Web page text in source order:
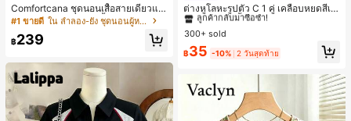
Comfortcana ชุดนอนเสื้อสายเดี่ยวแต่
งระบายและกางเกงขาสั้นสำหรับผู้หญิง
#1 ขายดี ใน ลำลอง-ยัง ชุดนอนผู้หญิง
฿239
ต่างหูโลหะรูปตัว C 1 คู่ เคลือบหยดสีเห
ลือง ลายจุดสีน้ำเงิน สไตล์ยุโรปและอเม
ริกัน แฟชั่นส่วนตัว หวานและสง่างาม
ดินทาง งานแต่งงาน ปาร์ตี้ วันเกิด ของ
ลูกค้ากลับมาซื้อซ้ำ!
#1 ขายดี ใน โบโฮ ต่างหูผู้หญิง
ลูกค้ากลับมาซื้อซ้ำ!
#1 ขายดี ใน โบโฮ ต่างหูผู้หญิง
ลูกค้ากลับมาซื้อซ้ำ!
#1 ขายดี ใน โบโฮ ต่างหูผู้หญิง
300+ sold
฿35 -10% 2 วันสุดท้าย